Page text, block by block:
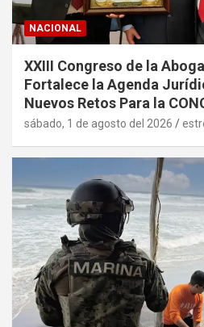
NACIONAL
XXIII Congreso de la
Fortalece la Agenda
Nuevos Retos Para la
sábado, 1 de agosto del 2026